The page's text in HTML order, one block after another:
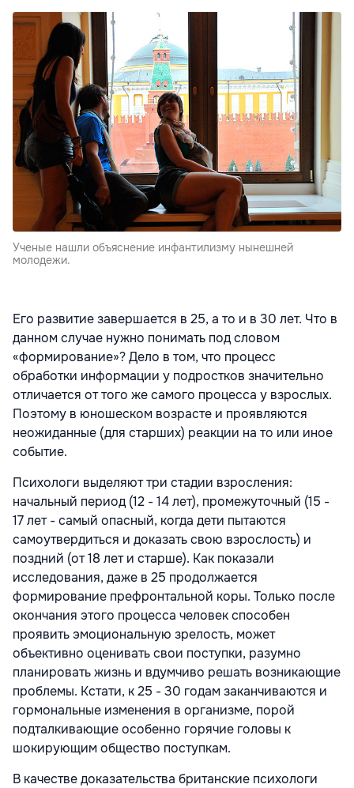
Ученые нашли объяснение инфантилизму нынешней
молодежи.
Его развитие завершается в 25, а то и в 30 лет. Что в
данном случае нужно понимать под словом
«формирование»? Дело в том, что процесс
обработки информации у подростков значительно
отличается от того же самого процесса у взрослых.
Поэтому в юношеском возрасте и проявляются
неожиданные (для старших) реакции на то или иное
событие.
Психологи выделяют три стадии взросления:
начальный период (12 - 14 лет), промежуточный (15 -
17 лет - самый опасный, когда дети пытаются
самоутвердиться и доказать свою взрослость) и
поздний (от 18 лет и старше). Как показали
исследования, даже в 25 продолжается
формирование префронтальной коры. Только после
окончания этого процесса человек способен
проявить эмоциональную зрелость, может
объективно оценивать свои поступки, разумно
планировать жизнь и вдумчиво решать возникающие
проблемы. Кстати, к 25 - 30 годам заканчиваются и
гормональные изменения в организме, порой
подталкивающие особенно горячие головы к
шокирующим общество поступкам.
В качестве доказательства британские психологи